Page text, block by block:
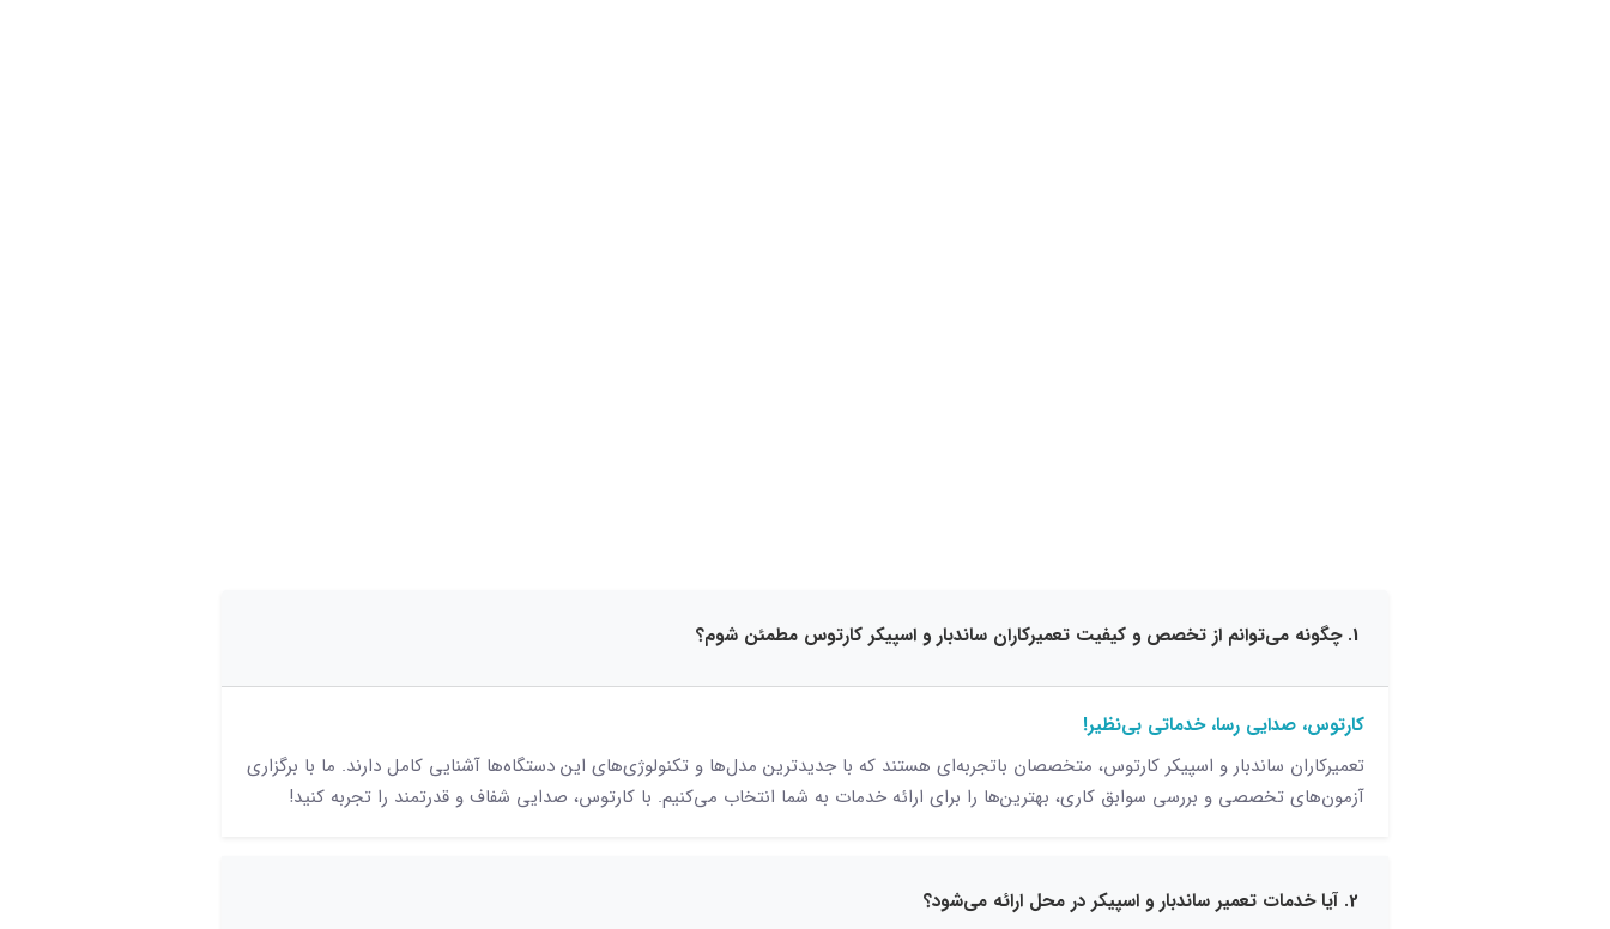
1. چگونه می‌توانم از تخصص و کیفیت تعمیرکاران ساندبار و اسپیکر کارتوس مطمئن شوم؟
کارتوس، صدایی رسا، خدماتی بی‌نظیر!
تعمیرکاران ساندبار و اسپیکر کارتوس، متخصصان باتجربه‌ای هستند که با جدیدترین مدل‌ها و تکنولوژی‌های این دستگاه‌ها آشنایی کامل دارند. ما با برگزاری
آزمون‌های تخصصی و بررسی سوابق کاری، بهترین‌ها را برای ارائه خدمات به شما انتخاب می‌کنیم. با کارتوس، صدایی شفاف و قدرتمند را تجربه کنید!
2. آیا خدمات تعمیر ساندبار و اسپیکر در محل ارائه می‌شود؟